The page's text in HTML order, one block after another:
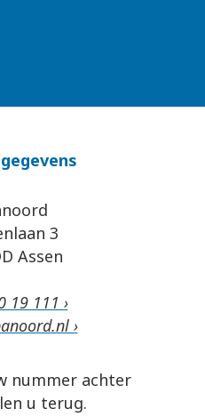
3
Assen
19 111 ›
›
nummer achter
u terug.